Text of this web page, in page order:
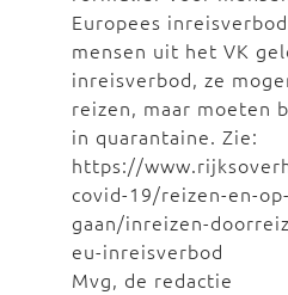
Europees
mensen uit het VK
inreisverbod, ze
reizen, maar moeten
in quarantaine. Zie:
https://
covid-19/reizen-en-
gaan/inreizen-
eu-inreisverbod
Mvg, de redactie